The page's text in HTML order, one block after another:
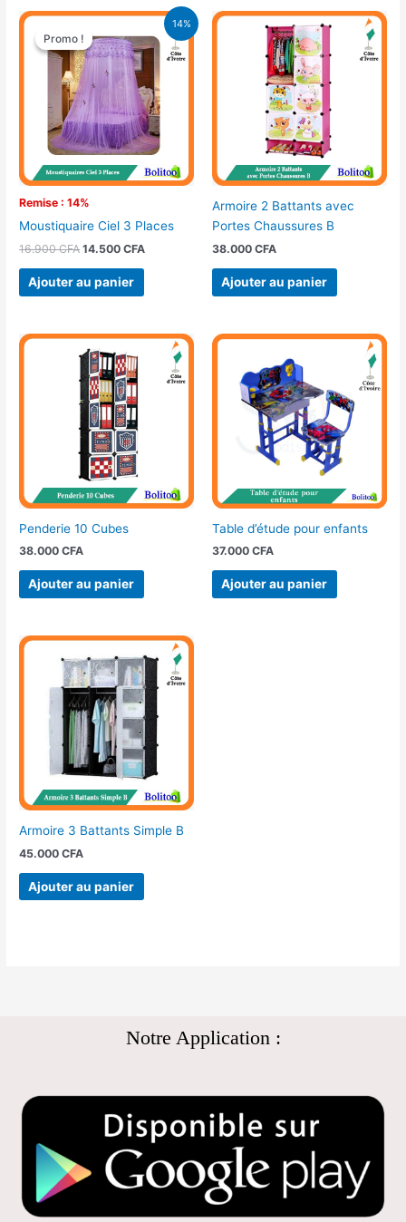
14%
Promo !
Remise : 14%
Promo !
Moustiquaire Ciel 3 Places
16.900CFA
Le
prix
initial
était :
16.900 CFA.
14.500CFA
Le
prix
actuel
est :
14.500 CFA.
Ajouter au panier
Armoire 2 Battants avec
Portes Chaussures B
38.000 CFA
Ajouter au panier
Penderie 10 Cubes
38.000CFA
Ajouter au panier
Table d’étude pour enfants
37.000 CFA
Ajouter au panier
Armoire 3 Battants Simple B
45.000CFA
Ajouter au panier
Notre Application :